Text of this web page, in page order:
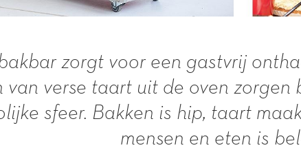
zorgt voor een gastvrij
van verse taart uit de oven
sfeer. Bakken is hip, taart
mensen en eten is